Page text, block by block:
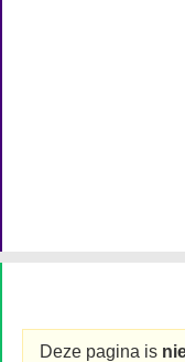
Deze pagina is